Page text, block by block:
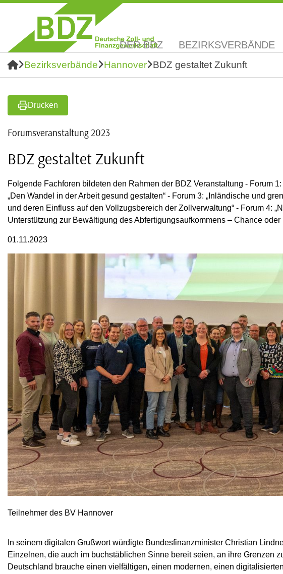
DER BDZ BEZIRKSVERBÄNDE
Bezirksverbände Hannover BDZ gestaltet Zukunft
Drucken
Forumsveranstaltung 2023
BDZ gestaltet Zukunft
Folgende Fachforen bildeten den Rahmen der BDZ Veranstaltung - Forum
„Den Wandel in der Arbeit gesund gestalten“ - Forum 3: „Inländische und
und deren Einfluss auf den Vollzugsbereich der Zollverwaltung“ - Forum 4:
Unterstützung zur Bewältigung des Abfertigungsaufkommens – Chance oder
01.11.2023
Teilnehmer des BV Hannover
In seinem digitalen Grußwort würdigte Bundesfinanzminister Christian
Einzelnen, die auch im buchstäblichen Sinne bereit seien, an ihre Grenzen
Deutschland brauche einen vielfältigen, einen modernen, einen